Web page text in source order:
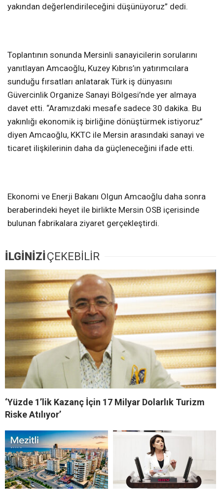
yakından değerlendirileceğini düşünüyoruz” dedi.
Toplantının sonunda Mersinli sanayicilerin sorularını
yanıtlayan Amcaoğlu, Kuzey Kıbrıs’ın yatırımcılara
sunduğu fırsatları anlatarak Türk iş dünyasını
Güvercinlik Organize Sanayi Bölgesi’nde yer almaya
davet etti. “Aramızdaki mesafe sadece 30 dakika. Bu
yakınlığı ekonomik iş birliğine dönüştürmek istiyoruz”
diyen Amcaoğlu, KKTC ile Mersin arasındaki sanayi ve
ticaret ilişkilerinin daha da güçleneceğini ifade etti.
Ekonomi ve Enerji Bakanı Olgun Amcaoğlu daha sonra
beraberindeki heyet ile birlikte Mersin OSB içerisinde
bulunan fabrikalara ziyaret gerçekleştirdi.
İLGİNİZİ ÇEKEBİLİR
‘Yüzde 1’lik Kazanç İçin 17 Milyar Dolarlık Turizm
Riske Atılıyor’